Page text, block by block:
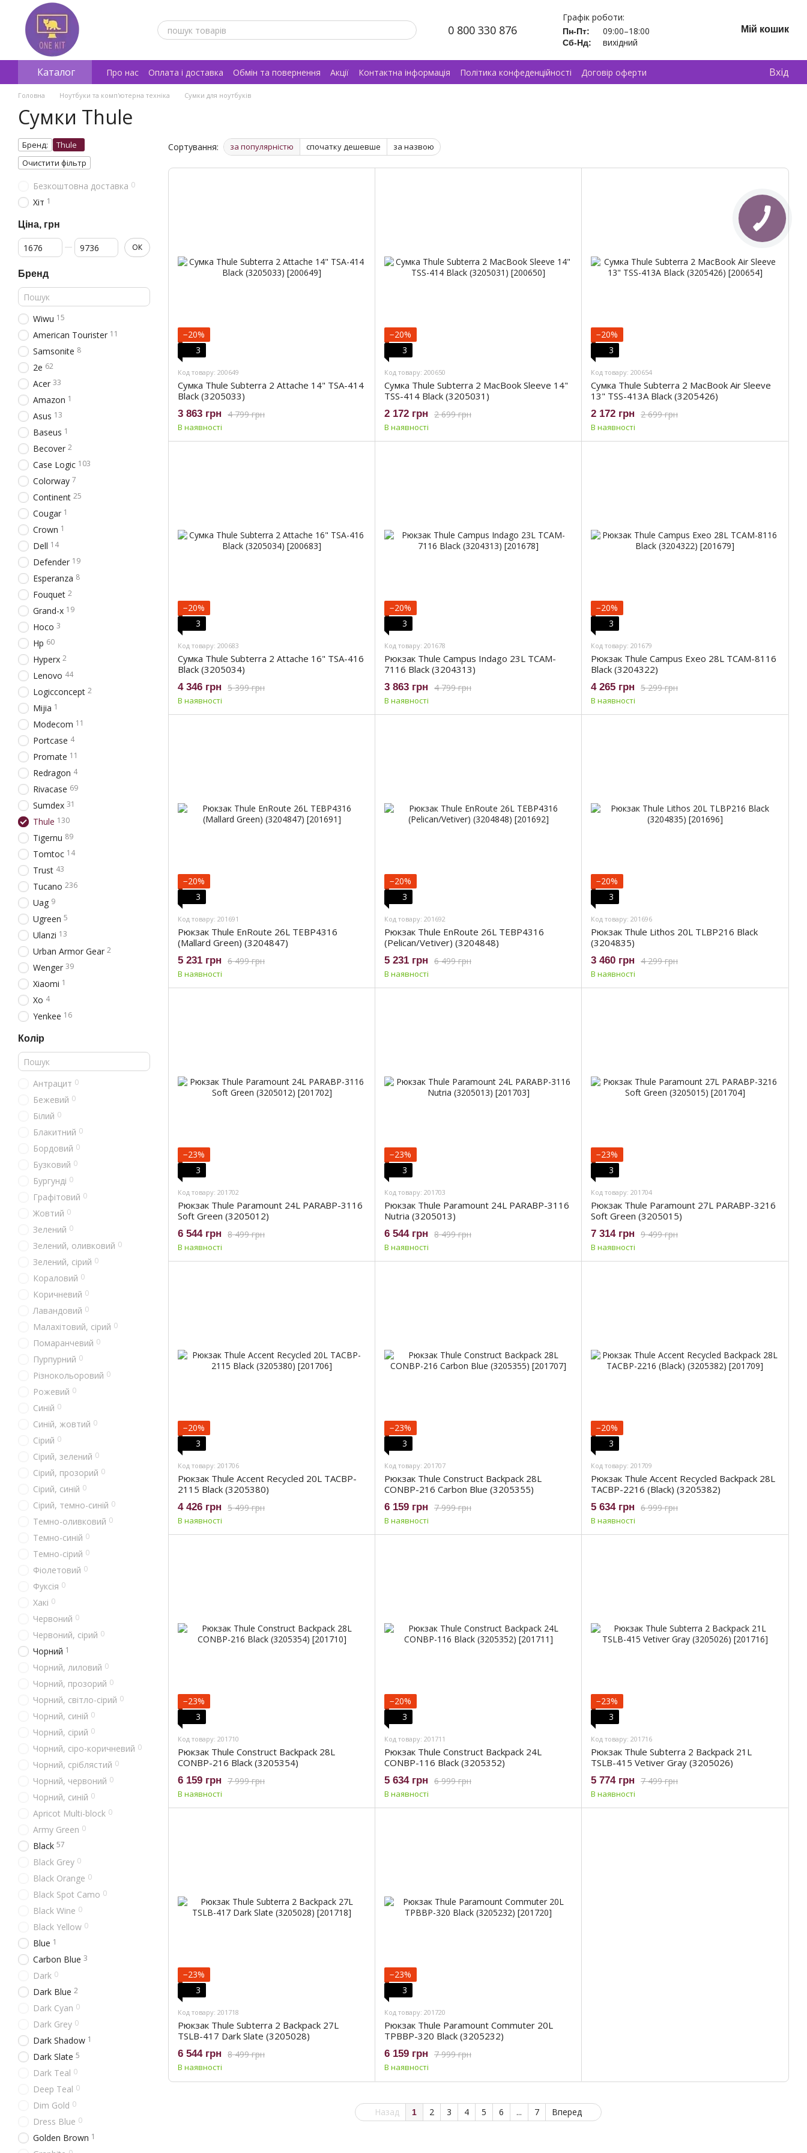
Перейти к основному контенту
0 800 330 876
Графік роботи:
Пн-Пт: 09:00–18:00
Сб-Нд: вихідний
Мій кошик
Каталог Про нас Оплата і доставка Обмін та повернення Акції Контактна інформація Політика конфеденційності
Договір оферти
Відгуки про магазин
Вхід
Головна Ноутбуки та комп'ютерна техніка Сумки для ноутбуків
Сумки Thule
Сортування: за популярністю спочатку дешевше за назвою
−20%
3
Код товару: 200649
Сумка Thule Subterra 2 Attache 14" TSA-414
Black (3205033)
4 799 грн
3 863 грн
В наявності
−20%
3
Код товару: 200650
Сумка Thule Subterra 2 MacBook Sleeve 14"
TSS-414 Black (3205031)
2 699 грн
2 172 грн
В наявності
−20%
3
Код товару: 200654
Сумка Thule Subterra 2 MacBook Air Sleeve
13" TSS-413A Black (3205426)
2 699 грн
2 172 грн
В наявності
−20%
3
Код товару: 200683
Сумка Thule Subterra 2 Attache 16" TSA-416
Black (3205034)
5 399 грн
4 346 грн
В наявності
−20%
3
Код товару: 201678
Рюкзак Thule Campus Indago 23L TCAM-
7116 Black (3204313)
4 799 грн
3 863 грн
В наявності
−20%
3
Код товару: 201679
Рюкзак Thule Campus Exeo 28L TCAM-8116
Black (3204322)
5 299 грн
4 265 грн
В наявності
−20%
3
Код товару: 201691
Рюкзак Thule EnRoute 26L TEBP4316
(Mallard Green) (3204847)
6 499 грн
5 231 грн
В наявності
−20%
3
Код товару: 201692
Рюкзак Thule EnRoute 26L TEBP4316
(Pelican/Vetiver) (3204848)
6 499 грн
5 231 грн
В наявності
−20%
3
Код товару: 201696
Рюкзак Thule Lithos 20L TLBP216 Black
(3204835)
4 299 грн
3 460 грн
В наявності
−23%
3
Код товару: 201702
Рюкзак Thule Paramount 24L PARABP-3116
Soft Green (3205012)
8 499 грн
6 544 грн
В наявності
−23%
3
Код товару: 201703
Рюкзак Thule Paramount 24L PARABP-3116
Nutria (3205013)
8 499 грн
6 544 грн
В наявності
−23%
3
Код товару: 201704
Рюкзак Thule Paramount 27L PARABP-3216
Soft Green (3205015)
9 499 грн
7 314 грн
В наявності
−20%
3
Код товару: 201706
Рюкзак Thule Accent Recycled 20L TACBP-
2115 Black (3205380)
5 499 грн
4 426 грн
В наявності
−23%
3
Код товару: 201707
Рюкзак Thule Construct Backpack 28L
CONBP-216 Carbon Blue (3205355)
7 999 грн
6 159 грн
В наявності
−20%
3
Код товару: 201709
Рюкзак Thule Accent Recycled Backpack 28L
TACBP-2216 (Black) (3205382)
6 999 грн
5 634 грн
В наявності
−23%
3
Код товару: 201710
Рюкзак Thule Construct Backpack 28L
CONBP-216 Black (3205354)
7 999 грн
6 159 грн
В наявності
−20%
3
Код товару: 201711
Рюкзак Thule Construct Backpack 24L
CONBP-116 Black (3205352)
6 999 грн
5 634 грн
В наявності
−23%
3
Код товару: 201716
Рюкзак Thule Subterra 2 Backpack 21L
TSLB-415 Vetiver Gray (3205026)
7 499 грн
5 774 грн
В наявності
−23%
3
Код товару: 201718
Рюкзак Thule Subterra 2 Backpack 27L
TSLB-417 Dark Slate (3205028)
8 499 грн
6 544 грн
В наявності
−23%
3
Код товару: 201720
Рюкзак Thule Paramount Commuter 20L
TPBBP-320 Black (3205232)
7 999 грн
6 159 грн
В наявності
Назад 1 2 3 4 5 6 ... 7 Вперед
Бренд:
Thule
Очистити фільтр
Безкоштовна доставка 0
Хіт 1
Ціна, грн
От Ціна, грн
До Ціна, грн ОК
Бренд
Wiwu 15
American Tourister 11
Samsonite 8
2e 62
Acer 33
Amazon 1
Asus 13
Baseus 1
Becover 2
Case Logic 103
Colorway 7
Continent 25
Cougar 1
Crown 1
Dell 14
Defender 19
Esperanza 8
Fouquet 2
Grand-x 19
Hoco 3
Hp 60
Hyperx 2
Lenovo 44
Logicconcept 2
Mijia 1
Modecom 11
Portcase 4
Promate 11
Redragon 4
Rivacase 69
Sumdex 31
Thule 130
Tigernu 89
Tomtoc 14
Trust 43
Tucano 236
Uag 9
Ugreen 5
Ulanzi 13
Urban Armor Gear 2
Wenger 39
Xiaomi 1
Xo 4
Yenkee 16
Колір
Антрацит 0
Бежевий 0
Білий 0
Блакитний 0
Бордовий 0
Бузковий 0
Бургунді 0
Графітовий 0
Жовтий 0
Зелений 0
Зелений, оливковий 0
Зелений, сірий 0
Кораловий 0
Коричневий 0
Лавандовий 0
Малахітовий, сірий 0
Помаранчевий 0
Пурпурний 0
Різнокольоровий 0
Рожевий 0
Синій 0
Синій, жовтий 0
Сірий 0
Сірий, зелений 0
Сірий, прозорий 0
Сірий, синій 0
Сірий, темно-синій 0
Темно-оливковий 0
Темно-синій 0
Темно-сірий 0
Фіолетовий 0
Фуксія 0
Хакі 0
Червоний 0
Червоний, сірий 0
Чорний 1
Чорний, лиловий 0
Чорний, прозорий 0
Чорний, світло-сірий 0
Чорний, синій 0
Чорний, сірий 0
Чорний, сіро-коричневий 0
Чорний, сріблястий 0
Чорний, червоний 0
Чорний, cиній 0
Apricot Multi-block 0
Army Green 0
Black 57
Black Grey 0
Black Orange 0
Black Spot Camo 0
Black Wine 0
Black Yellow 0
Blue 1
Carbon Blue 3
Dark 0
Dark Blue 2
Dark Cyan 0
Dark Grey 0
Dark Shadow 1
Dark Slate 5
Dark Teal 0
Deep Teal 0
Dim Gold 0
Dress Blue 0
Golden Brown 1